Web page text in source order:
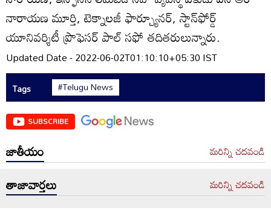
నారాయణ మూర్తి, టెక్నాలజీ ఫార్చ్యూనర్, స్టాన్‌ఫోర్డ్
యూనివర్శిటీ ప్రొఫెసర్ పాల్ సఫో తదితరులున్నారు.
Updated Date - 2022-06-02T01:10:10+05:30 IST
Tags #Telugu News
SUBSCRIBE
జాతీయం మరిన్ని చదవండి
తాజావార్తలు మరిన్ని చదవండి